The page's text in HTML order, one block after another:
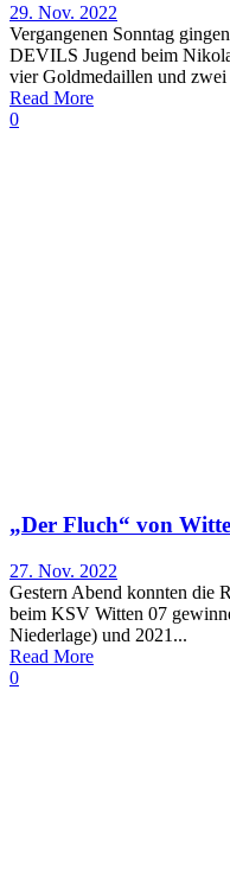
29. Nov. 2022
Vergangenen Sonntag
DEVILS Jugend beim
vier Goldmedaillen und
Read More
0
„Der Fluch“ von
27. Nov. 2022
Gestern Abend konnten die
beim KSV Witten 07
Niederlage) und 2021...
Read More
0